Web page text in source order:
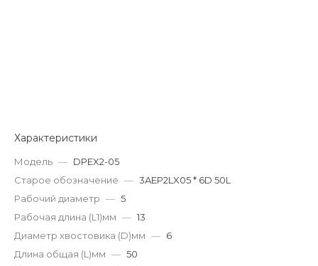
Характеристики
Модель — DPEX2-05
Старое обозначение — 3AEP2LX05 * 6D 50L
Рабочий диаметр — 5
Рабочая длина (L1)мм — 13
Диаметр хвостовика (D)мм — 6
Длина общая (L)мм — 50